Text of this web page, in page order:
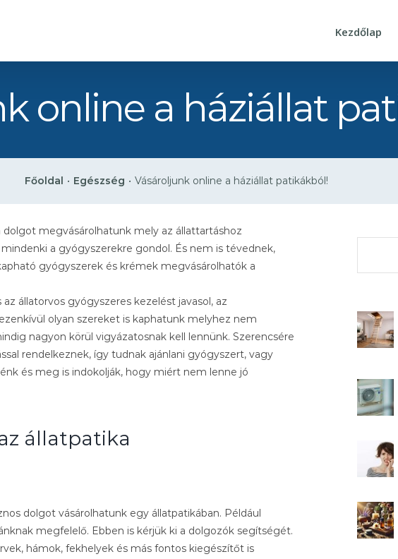
Kezdőlap
online a háziállat
Főoldal • Egészség • Vásároljunk online a háziállat patikákból!
dolgot megvásárolhatunk mely az állattartáshoz
a gyógyszerekre gondol. És nem is tévednek,
gyógyszerek és krémek megvásárolhatók a
állatorvos gyógyszeres kezelést javasol, az
olyan szereket is kaphatunk melyhez nem
nagyon körül vigyázatosnak kell lennünk. Szerencsére
rendelkeznek, így tudnak ajánlani gyógyszert, vagy
és meg is indokolják, hogy miért nem lenne jó
állatpatika
dolgot vásárolhatunk egy állatpatikában. Például
megfelelő. Ebben is kérjük ki a dolgozók segítségét.
hámok, fekhelyek és más fontos kiegészítőt is